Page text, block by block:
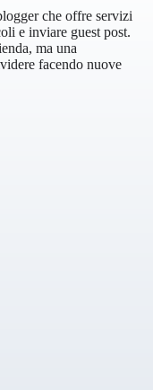
che offre servizi
e inviare guest post.
ma una
facendo nuove